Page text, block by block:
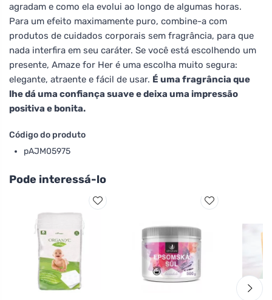
agradam e como ela evolui ao longo de algumas horas.
Para um efeito maximamente puro, combine-a com
produtos de cuidados corporais sem fragrância, para que
nada interfira em seu caráter. Se você está escolhendo um
presente, Amaze for Her é uma escolha muito segura:
elegante, atraente e fácil de usar. É uma fragrância que
lhe dá uma confiança suave e deixa uma impressão
positiva e bonita.
Código do produto
pAJM05975
Pode interessá-lo